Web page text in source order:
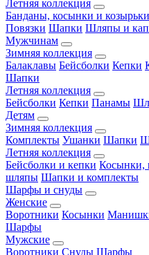
Летняя коллекция
Банданы, косынки и козырьки
Повязки Шапки Шляпы и
Мужчинам
Зимняя коллекция
Балаклавы Бейсболки Кепки
Шапки
Летняя коллекция
Бейсболки Кепки Панамы
Детям
Зимняя коллекция
Комплекты Ушанки Шапки
Летняя коллекция
Бейсболки и кепки Косынки,
шляпы Шапки и комплекты
Шарфы и снуды
Женские
Воротники Косынки
Шарфы
Мужские
Воротники Снуды Шарфы